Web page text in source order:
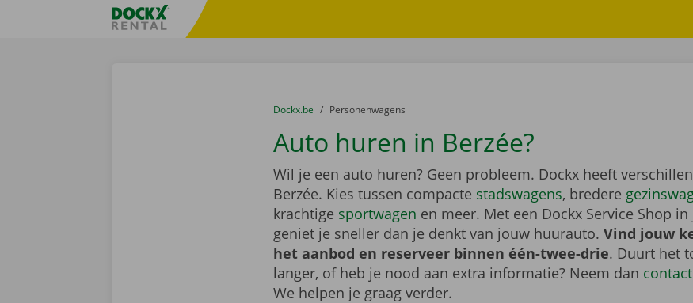
Taalselectie overslaanFratello DEMO
U bevindt zich hier:
van
Dockx.be naar
Personenwagens
Auto huren in Berzée?
Wil je een auto huren? Geen probleem. Dockx heeft
Berzée. Kies tussen compacte stadswagens, bredere
krachtige sportwagen en meer. Met een Dockx Service Shop
geniet je sneller dan je denkt van jouw huurauto. Vind jouw
het aanbod en reserveer binnen één-twee-drie. Duurt het
langer, of heb je nood aan extra informatie? Neem dan contact
We helpen je graag verder.